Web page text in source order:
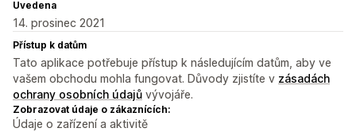
Uvedena
14. prosinec 2021
Přístup k datům
Tato aplikace potřebuje přístup k následujícím datům, aby ve
vašem obchodu mohla fungovat. Důvody zjistíte v zásadách
ochrany osobních údajů vývojáře.
Zobrazovat údaje o zákaznících:
Údaje o zařízení a aktivitě